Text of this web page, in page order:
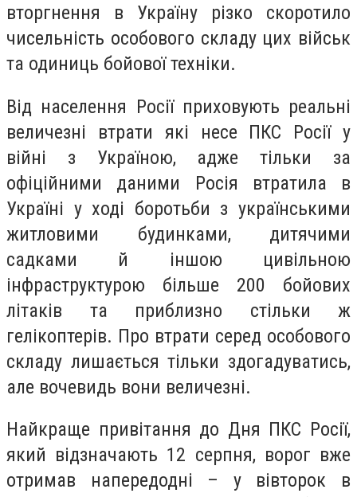
вторгнення в Україну різко скоротило
чисельність особового складу цих військ
та одиниць бойової техніки.
Від населення Росії приховують реальні
величезні втрати які несе ПКС Росії у
війні з Україною, адже тільки за
офіційними даними Росія втратила в
Україні у ході боротьби з українськими
житловими будинками, дитячими
садками й іншою цивільною
інфраструктурою більше 200 бойових
літаків та приблизно стільки ж
гелікоптерів. Про втрати серед особового
складу лишається тільки здогадуватись,
але вочевидь вони величезні.
Найкраще привітання до Дня ПКС Росії,
який відзначають 12 серпня, ворог вже
отримав напередодні – у вівторок в